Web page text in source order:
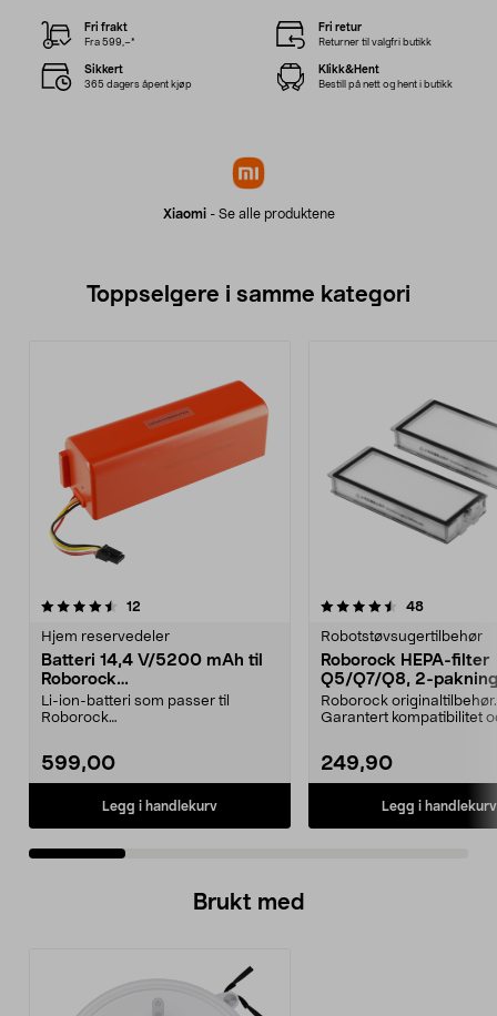
Xiaomi- Se alle produktene
Fri frakt
Fra 599,–*
Fri retur
Returner til valgfri butikk
Sikkert
365 dagers åpent kjøp
Klikk&Hent
Bestill på nett og hent i butikk
Toppselgere i samme kategori
12
Hjem reservedeler
Batteri 14,4 V/5200 mAh til
Roborock
S5/S6/S7/S8/Q7/E4/E5
Li-ion-batteri som passer til
Roborock
599,00
Legg i handlekurv
4.5 av 5 stjerner 48
Robotstøvsugertilbehør
Roborock HEPA-filter
Q5/Q7/Q8, 2-pakning
Roborock originaltilbehør.
Garantert kompatibilitet
249,90
Legg i handlekurv
3.0 av 5 stjerner
Brukt med